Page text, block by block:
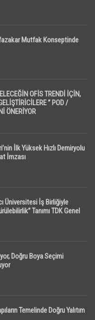
Mutfak Konseptinde
OFİS TRENDİ İÇİN,
” POD /
ÖNERİYOR
İlk Yüksek Hızlı Demiryolu
İmzası
Üniversitesi İş Birliğiyle
Tanımı TDK Genel
Doğru Boya Seçimi
Temelinde Doğru Yalıtım